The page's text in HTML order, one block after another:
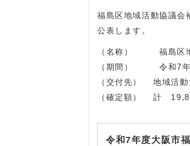
福島区地域活動協議会
公表します。
（名称） 福島区地
（期間） 令和7年4
（交付先） 地域活動
（確定額） 計
令和7年度大阪市